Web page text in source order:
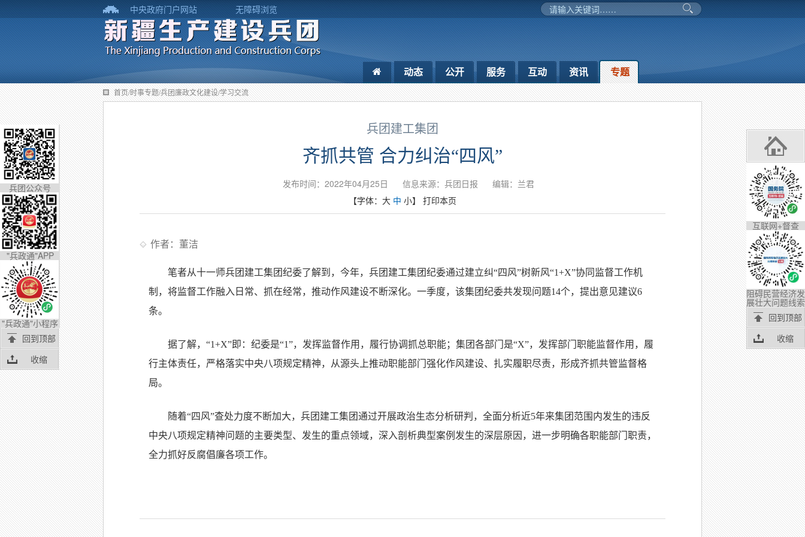
中央政府门户网站 无障碍浏览
动态 公开 服务 互动 资讯 专题
首页/时事专题/兵团廉政文化建设/学习交流
兵团建工集团
齐抓共管 合力纠治“四风”
发布时间：2022年04月25日 信息来源：兵团日报
编辑：兰君
【字体： 大 中 小】 打印本页
作者：董洁
笔者从十一师兵团建工集团纪委了解到，今年，兵团建工集团纪委通过建立纠“四风”树新风“1+X”协同监督工作机
制，将监督工作融入日常、抓在经常，推动作风建设不断深化。一季度，该集团纪委共发现问题14个，提出意见建议6
条。
据了解，“1+X”即：纪委是“1”，发挥监督作用，履行协调抓总职能；集团各部门是“X”，发挥部门职能监督作用，履
行主体责任，严格落实中央八项规定精神，从源头上推动职能部门强化作风建设、扎实履职尽责，形成齐抓共管监督格
局。
随着“四风”查处力度不断加大，兵团建工集团通过开展政治生态分析研判，全面分析近5年来集团范围内发生的违反
中央八项规定精神问题的主要类型、发生的重点领域，深入剖析典型案例发生的深层原因，进一步明确各职能部门职责，
全力抓好反腐倡廉各项工作。
互联网+督查
阻碍民营经济发
展壮大问题线索
回到顶部
收缩
兵团公众号
"兵政通"APP
"兵政通"小程序
回到顶部
收缩